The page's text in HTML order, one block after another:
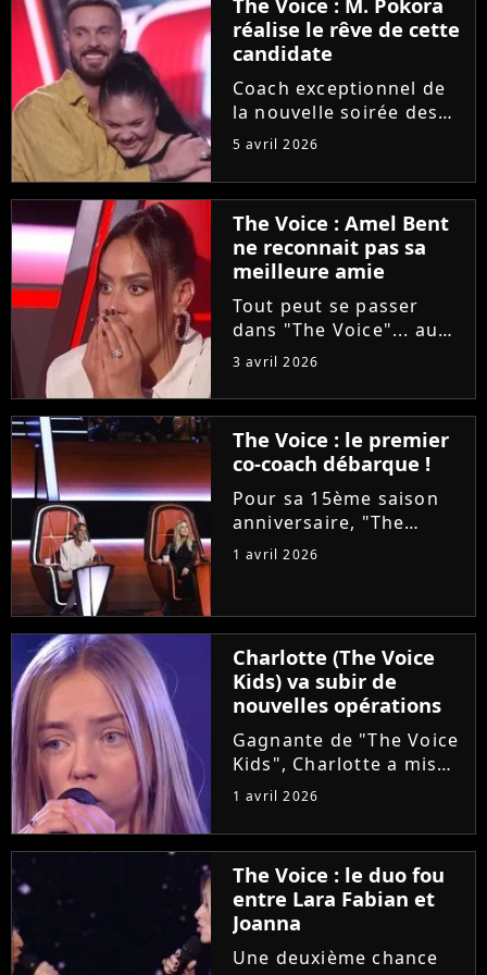
réalise le rêve de cette
candidate
Coach exceptionnel de
la nouvelle soirée des
auditions à l'aveugle de
a accepté de partager
un moment privilégié
avec une candidate
"fan" depuis sa plus
tendre...
5 avril 2026
The Voice : Amel Bent
ne reconnait pas sa
meilleure amie
Tout peut se passer
dans "The Voice"... au
grand dam d'Amel Bent
chanteuse ne va pas
reconnaître la voix de
sa meilleure amie, qui
est pourtant sa
choriste. Regardez...
3 avril 2026
The Voice : le premier
co-coach débarque !
Pour sa 15ème saison
anniversaire, "The
Voice" met les petits
accueillera un coach
supplémentaire pour ce
qui est annoncé comme
"une première...
1 avril 2026
Charlotte (The Voice
Kids) va subir de
nouvelles opérations
Gagnante de "The Voice
Kids", Charlotte a mis
en lumière son combat
infantile. Alors qu'elle
démarre une tournée
avec l'association The
Kids Harmony, la
chanteuse...
1 avril 2026
The Voice : le duo fou
entre Lara Fabian et
Joanna
Une deuxième chance